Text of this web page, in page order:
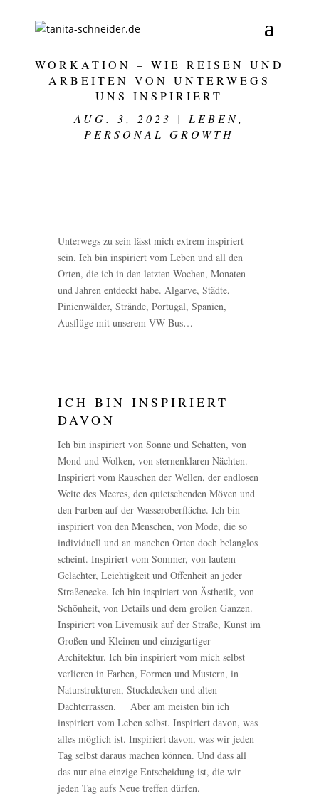
WORKATION – WIE REISEN UND
ARBEITEN VON UNTERWEGS
UNS INSPIRIERT
AUG. 3, 2023
| LEBEN,
PERSONAL GROWTH
Unterwegs zu sein lässt mich extrem inspiriert
sein. Ich bin inspiriert vom Leben und all den
Orten, die ich in den letzten Wochen, Monaten
und Jahren entdeckt habe. Algarve, Städte,
Pinienwälder, Strände, Portugal, Spanien,
Ausflüge mit unserem VW Bus…
ICH BIN INSPIRIERT
DAVON
Ich bin inspiriert von Sonne und Schatten, von
Mond und Wolken, von sternenklaren Nächten.
Inspiriert vom Rauschen der Wellen, der endlosen
Weite des Meeres, den quietschenden Möven und
den Farben auf der Wasseroberfläche. Ich bin
inspiriert von den Menschen, von Mode, die so
individuell und an manchen Orten doch belanglos
scheint. Inspiriert vom Sommer, von lautem
Gelächter, Leichtigkeit und Offenheit an jeder
Straßenecke. Ich bin inspiriert von Ästhetik, von
Schönheit, von Details und dem großen Ganzen.
Inspiriert von Livemusik auf der Straße, Kunst im
Großen und Kleinen und einzigartiger
Architektur. Ich bin inspiriert vom mich selbst
verlieren in Farben, Formen und Mustern, in
Naturstrukturen, Stuckdecken und alten
Dachterrassen. Aber am meisten bin ich
inspiriert vom Leben selbst. Inspiriert davon, was
alles möglich ist. Inspiriert davon, was wir jeden
Tag selbst daraus machen können. Und dass all
das nur eine einzige Entscheidung ist, die wir
jeden Tag aufs Neue treffen dürfen.